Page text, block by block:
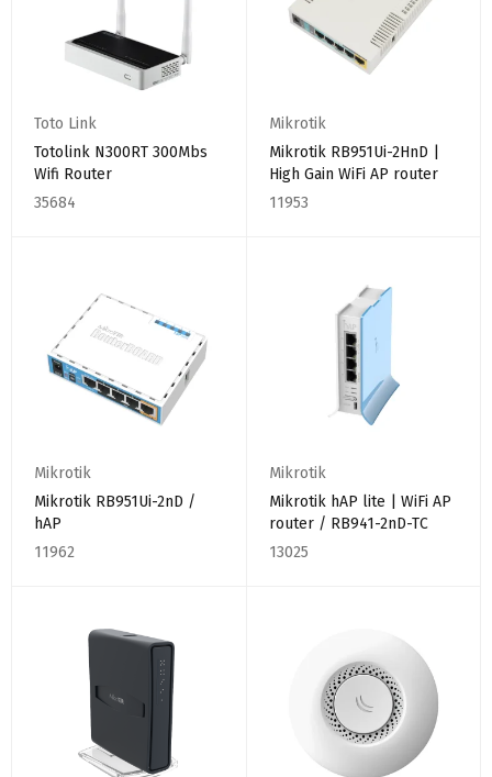
Toto Link
Totolink N300RT 300Mbs
Wifi Router
35684
Mikrotik
Mikrotik RB951Ui-2HnD |
High Gain WiFi AP router
11953
Mikrotik
Mikrotik RB951Ui-2nD /
hAP
11962
Mikrotik
Mikrotik hAP lite | WiFi AP
router / RB941-2nD-TC
13025